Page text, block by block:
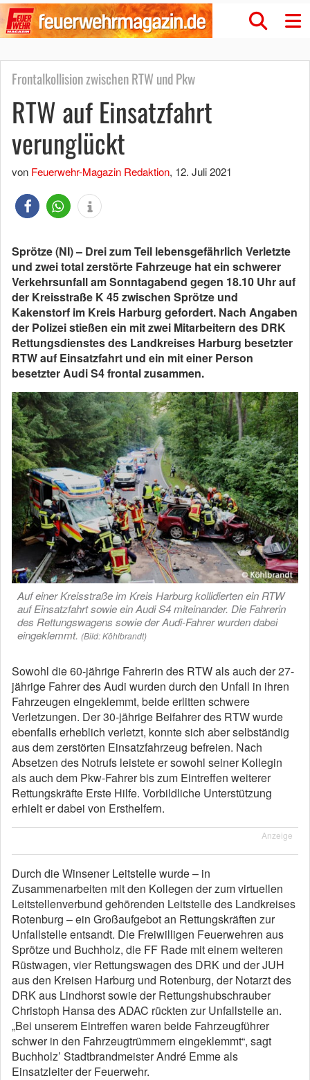
Frontalkollision zwischen RTW und Pkw
RTW auf Einsatzfahrt
verunglückt
von Feuerwehr-Magazin Redaktion, 12. Juli 2021
Sprötze (NI) – Drei zum Teil lebensgefährlich Verletzte
und zwei total zerstörte Fahrzeuge hat ein schwerer
Verkehrsunfall am Sonntagabend gegen 18.10 Uhr auf
der Kreisstraße K 45 zwischen Sprötze und
Kakenstorf im Kreis Harburg gefordert. Nach Angaben
der Polizei stießen ein mit zwei Mitarbeitern des DRK
Rettungsdienstes des Landkreises Harburg besetzter
RTW auf Einsatzfahrt und ein mit einer Person
besetzter Audi S4 frontal zusammen.
Auf einer Kreisstraße im Kreis Harburg kollidierten ein RTW
auf Einsatzfahrt sowie ein Audi S4 miteinander. Die Fahrerin
des Rettungswagens sowie der Audi-Fahrer wurden dabei
eingeklemmt. (Bild: Köhlbrandt)
Sowohl die 60-jährige Fahrerin des RTW als auch der 27-
jährige Fahrer des Audi wurden durch den Unfall in ihren
Fahrzeugen eingeklemmt, beide erlitten schwere
Verletzungen. Der 30-jährige Beifahrer des RTW wurde
ebenfalls erheblich verletzt, konnte sich aber selbständig
aus dem zerstörten Einsatzfahrzeug befreien. Nach
Absetzen des Notrufs leistete er sowohl seiner Kollegin
als auch dem Pkw-Fahrer bis zum Eintreffen weiterer
Rettungskräfte Erste Hilfe. Vorbildliche Unterstützung
erhielt er dabei von Ersthelfern.
Anzeige
Durch die Winsener Leitstelle wurde – in
Zusammenarbeiten mit den Kollegen der zum virtuellen
Leitstellenverbund gehörenden Leitstelle des Landkreises
Rotenburg – ein Großaufgebot an Rettungskräften zur
Unfallstelle entsandt. Die Freiwilligen Feuerwehren aus
Sprötze und Buchholz, die FF Rade mit einem weiteren
Rüstwagen, vier Rettungswagen des DRK und der JUH
aus den Kreisen Harburg und Rotenburg, der Notarzt des
DRK aus Lindhorst sowie der Rettungshubschrauber
Christoph Hansa des ADAC rückten zur Unfallstelle an.
„Bei unserem Eintreffen waren beide Fahrzeugführer
schwer in den Fahrzeugtrümmern eingeklemmt“, sagt
Buchholz’ Stadtbrandmeister André Emme als
Einsatzleiter der Feuerwehr.